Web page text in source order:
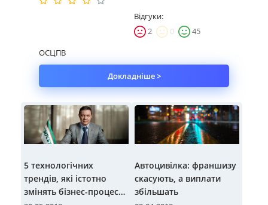
Відгуки:
2
0
45
ОСЦПВ
Докладніше >
5 технологічних
трендів, які істотно
змінять бізнес-процеси
Автоцивілка: франшизу
скасують, а виплати
збільшать